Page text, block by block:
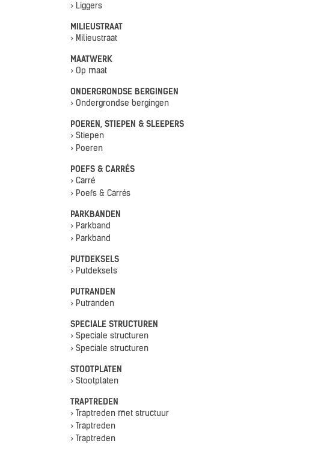
> Liggers
MILIEUSTRAAT
> Milieustraat
MAATWERK
> Op maat
ONDERGRONDSE BERGINGEN
> Ondergrondse bergingen
POEREN, STIEPEN & SLEEPERS
> Stiepen
> Poeren
POEFS & CARRÉS
> Carré
> Poefs & Carrés
PARKBANDEN
> Parkband
> Parkband
PUTDEKSELS
> Putdeksels
PUTRANDEN
> Putranden
SPECIALE STRUCTUREN
> Speciale structuren
> Speciale structuren
STOOTPLATEN
> Stootplaten
TRAPTREDEN
> Traptreden met structuur
> Traptreden
> Traptreden